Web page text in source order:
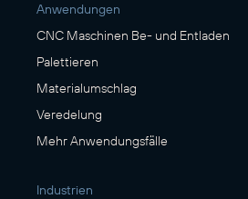
Anwendungen
CNC Maschinen Be- und Entladen
Palettieren
Materialumschlag
Veredelung
Mehr Anwendungsfälle
Industrien